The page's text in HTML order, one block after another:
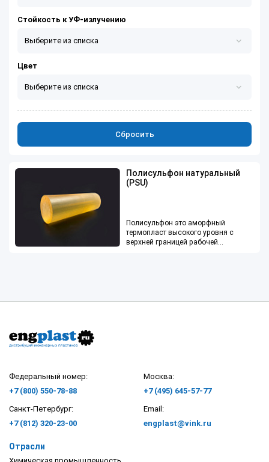
Горячий пар
Стойкость к УФ-излучению
Выберите из списка
Цвет
Выберите из списка
Сбросить
Полисульфон натуральный
(PSU)
Полисульфон это аморфный
термопласт высокого уровня с
верхней границей рабочей
Федеральный номер:
+7 (800) 550-78-88
Москва:
+7 (495) 645-57-77
Санкт-Петербург:
+7 (812) 320-23-00
Email:
engplast@vink.ru
Отрасли